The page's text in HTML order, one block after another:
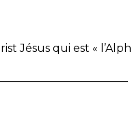
Jésus qui est «